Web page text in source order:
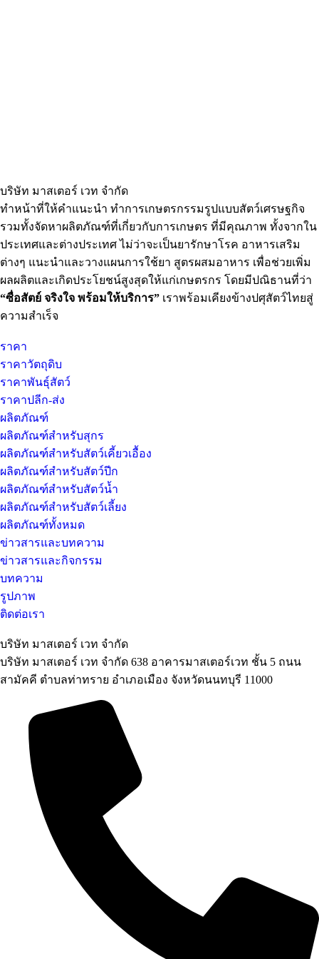
บริษัท มาสเตอร์ เวท จำกัด
ทำหน้าที่ให้คำแนะนำ ทำการเกษตรกรรมรูปแบบสัตว์เศรษฐกิจ
รวมทั้งจัดหาผลิตภัณฑ์ที่เกี่ยวกับการเกษตร ที่มีคุณภาพ ทั้งจากใน
ประเทศและต่างประเทศ ไม่ว่าจะเป็นยารักษาโรค อาหารเสริม
ต่างๆ แนะนำและวางแผนการใช้ยา สูตรผสมอาหาร เพื่อช่วยเพิ่ม
ผลผลิตและเกิดประโยชน์สูงสุดให้แก่เกษตรกร โดยมีปณิธานที่ว่า
“ซื่อสัตย์ จริงใจ พร้อมให้บริการ” เราพร้อมเคียงข้างปศุสัตว์ไทยสู่
ความสำเร็จ
ราคา
ราคาวัตถุดิบ
ราคาพันธุ์สัตว์
ราคาปลีก-ส่ง
ผลิตภัณฑ์
ผลิตภัณฑ์สำหรับสุกร
ผลิตภัณฑ์สำหรับสัตว์เคี้ยวเอื้อง
ผลิตภัณฑ์สำหรับสัตว์ปีก
ผลิตภัณฑ์สำหรับสัตว์น้ำ
ผลิตภัณฑ์สำหรับสัตว์เลี้ยง
ผลิตภัณฑ์ทั้งหมด
ข่าวสารและบทความ
ข่าวสารและกิจกรรม
บทความ
รูปภาพ
ติดต่อเรา
บริษัท มาสเตอร์ เวท จำกัด
บริษัท มาสเตอร์ เวท จำกัด 638 อาคารมาสเตอร์เวท ชั้น 5 ถนน
สามัคคี ตำบลท่าทราย อำเภอเมือง จังหวัดนนทบุรี 11000